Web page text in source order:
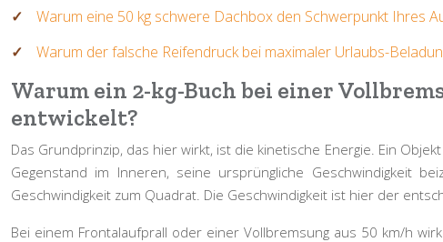
Warum eine 50 kg schwere Dachbox den Schwerpunkt Ihres
Warum der falsche Reifendruck bei maximaler Urlaubs-
Warum ein 2-kg-Buch bei einer
entwickelt?
Das Grundprinzip, das hier wirkt, ist die kinetische Energie. Ein
Gegenstand im Inneren, seine ursprüngliche Geschwindigkeit
Geschwindigkeit zum Quadrat. Die Geschwindigkeit ist hier der
Bei einem Frontalaufprall oder einer Vollbremsung aus 50 km/h